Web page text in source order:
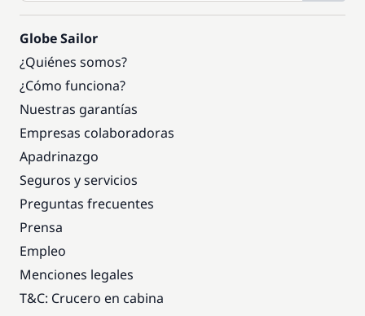
Globe Sailor
¿Quiénes somos?
¿Cómo funciona?
Nuestras garantías
Empresas colaboradoras
Apadrinazgo
Seguros y servicios
Preguntas frecuentes
Prensa
Empleo
Menciones legales
T&C: Crucero en cabina